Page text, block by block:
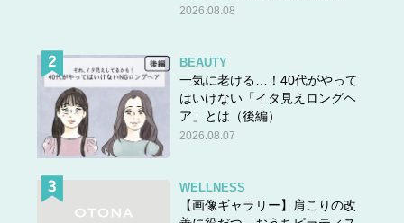
2026.08.08
BEAUTY
一気に老ける…！40代がやって
はいけない「イタ見えロングヘ
ア」とは（後編）
2026.08.07
WELLNESS
【画像ギャラリー】肩こりの改